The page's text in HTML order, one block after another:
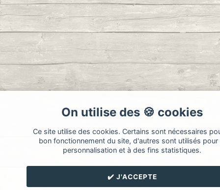
On utilise des 🍪 cookies
Ce site utilise des cookies. Certains sont nécessaires
bon fonctionnement du site, d'autres sont utilisés pour
personnalisation et à des fins statistiques.
✔️ J'ACCEPTE